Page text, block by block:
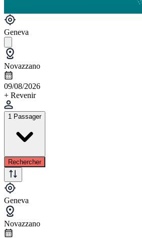
Geneva
Novazzano
09/08/2026
+ Revenir
1 Passager
Rechercher
Geneva
Novazzano